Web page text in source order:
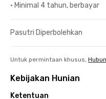
• Minimal 4 tahun, berbayar
Pasutri Diperbolehkan
Untuk permintaan khusus,
Kebijakan Hunian
Ketentuan